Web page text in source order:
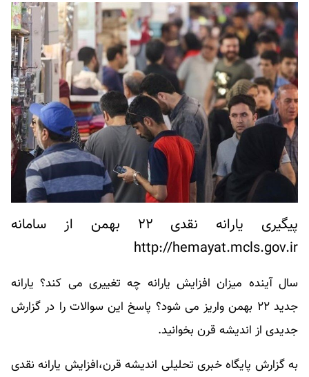
پیگیری یارانه نقدی ۲۲ بهمن از سامانه
http://hemayat.mcls.gov.ir
سال آینده میزان افزایش یارانه چه تغییری می کند؟ یارانه
جدید ۲۲ بهمن واریز می‌ شود؟ پاسخ این سوالات را در گزارش
جدیدی از اندیشه قرن بخوانید.
به گزارش پایگاه خبری تحلیلی اندیشه قرن،افزایش یارانه نقدی